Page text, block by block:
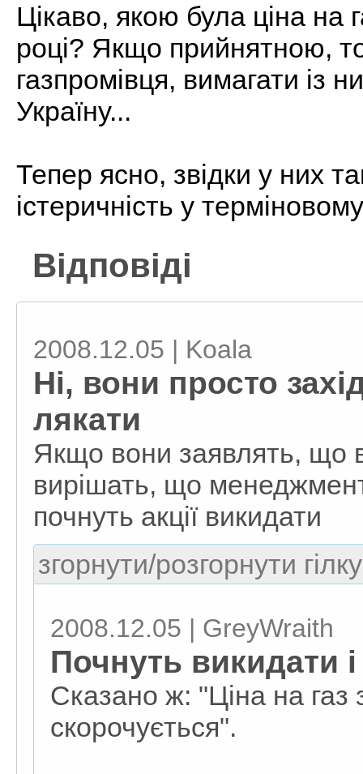
Цікаво, якою була ціна на
році? Якщо прийнятною,
газпромівця, вимагати із
Україну...
Тепер ясно, звідки у них
істеричність у
Відповіді
2008.12.05 | Koala
Ні, вони просто
лякати
Якщо вони заявлять, що
вирішать, що
почнуть акції викидати
згорнути/розгорнути
2008.12.05 | GreyWraith
Почнуть викидати і
Сказано ж: "Ціна на газ
скорочується".